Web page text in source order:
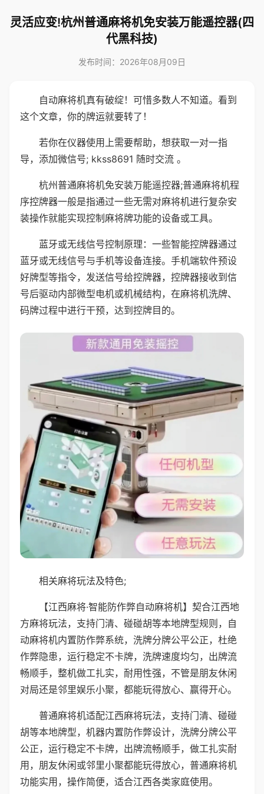
灵活应变!杭州普通麻将机免安装万能遥控器(四
代黑科技)
发布时间：2026年08月09日
自动麻将机真有破绽！可惜多数人不知道。看到
这个文章，你的牌运就要转了！
若你在仪器使用上需要帮助，想获取一对一指
导，添加微信号; kkss8691 随时交流 。
杭州普通麻将机免安装万能遥控器;普通麻将机程
序控牌器一般是指通过一些无需对麻将机进行复杂安
装操作就能实现控制麻将牌功能的设备或工具。
蓝牙或无线信号控制原理：一些智能控牌器通过
蓝牙或无线信号与手机等设备连接。手机端软件预设
好牌型等指令，发送信号给控牌器，控牌器接收到信
号后驱动内部微型电机或机械结构，在麻将机洗牌、
码牌过程中进行干预，达到控牌目的。
相关麻将玩法及特色;
【江西麻将·智能防作弊自动麻将机】契合江西地
方麻将玩法，支持门清、碰碰胡等本地牌型规则，自
动麻将机内置防作弊系统，洗牌分牌公平公正，杜绝
作弊隐患，运行稳定不卡牌，洗牌速度均匀，出牌流
畅顺手，整机做工扎实，耐用性强，不管是朋友休闲
对局还是邻里娱乐小聚，都能玩得放心、赢得开心。
普通麻将机适配江西麻将玩法，支持门清、碰碰
胡等本地牌型，机器内置防作弊设计，洗牌分牌公平
公正，运行稳定不卡牌，出牌流畅顺手，做工扎实耐
用，朋友休闲或邻里小聚都能玩得放心，普通麻将机
功能实用，操作简便，适合江西各类家庭使用。